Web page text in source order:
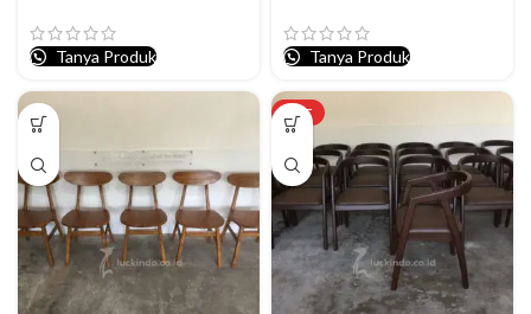
Tanya Produk Tanya Produk
HOT